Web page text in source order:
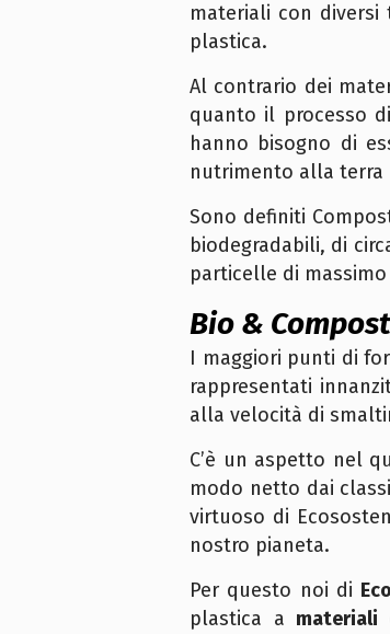
materiali con
plastica.
Al contrario dei
quanto il processo
hanno bisogno di
nutrimento alla terra
Sono definiti
biodegradabili, di
particelle di
Bio &
I maggiori punti di
rappresentati
alla velocità di
C’è un aspetto nel
modo netto dai
virtuoso di
nostro pianeta.
Per questo noi di
plastica a materiali